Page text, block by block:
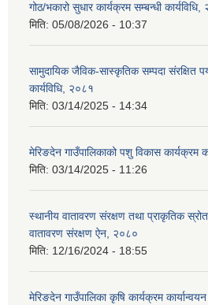
गोठ/भकारो सुधार कार्यक्रम सम्बन्धी
मिति: 05/08/2026 - 10:37
सामुदायिक जैविक-सास्कृतिक सम्पदा संरक्षित
कार्यविधि, २०८१
मिति: 03/14/2025 - 14:34
मेरिङदेन गाउँपालिकाको पशु विकास कार्यक्रम
मिति: 03/14/2025 - 11:26
स्थानीय वातावरण संरक्षण तथा प्राकृतिक
वातावरण संरक्षण ऐन, २०८०
मिति: 12/16/2024 - 18:55
मेरिङदेन गाउँपालिका कृषि कार्यक्रम